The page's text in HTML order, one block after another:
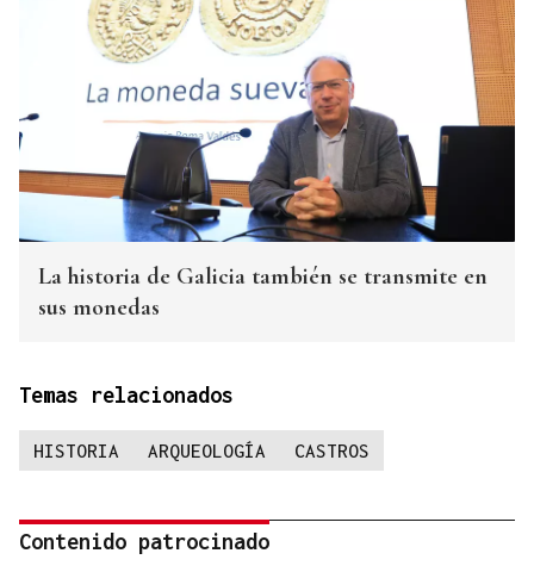
La historia de Galicia también se transmite en
sus monedas
Temas relacionados
HISTORIA ARQUEOLOGÍA CASTROS
Contenido patrocinado